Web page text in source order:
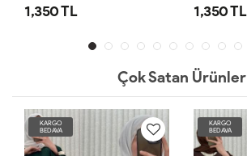
1,350 TL 1,350 TL
Çok Satan Ürünler
KARGO
BEDAVA
KARGO
BEDAVA